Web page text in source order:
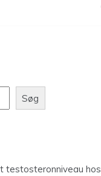
Søg
testosteronniveau hos